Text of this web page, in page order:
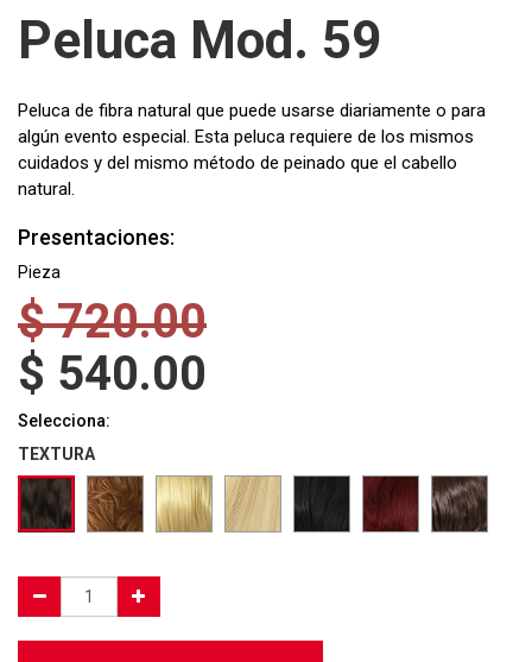
Peluca Mod. 59
Peluca de fibra natural que puede usarse diariamente o para
algún evento especial. Esta peluca requiere de los mismos
cuidados y del mismo método de peinado que el cabello
natural.
Presentaciones:
Pieza
$720.00
$ 540.00
Selecciona:
TEXTURA